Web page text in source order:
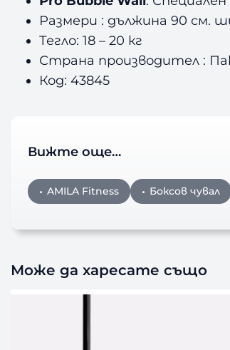
Размери : дължина 90 см.
Тегло: 18 – 20 кг
Страна производител :
Код: 43845
Вижте още…
AMILA Fitness Боксов чувал
Може да харесате също